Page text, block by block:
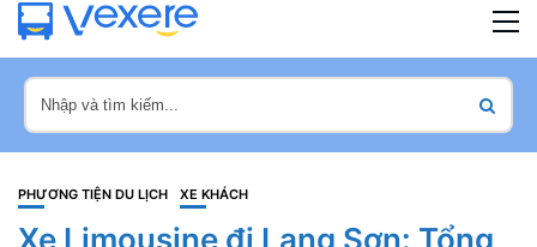
PHƯƠNG TIỆN DU LỊCH XE KHÁCH
Xe Limousine đi Lạng Sơn: Tổng